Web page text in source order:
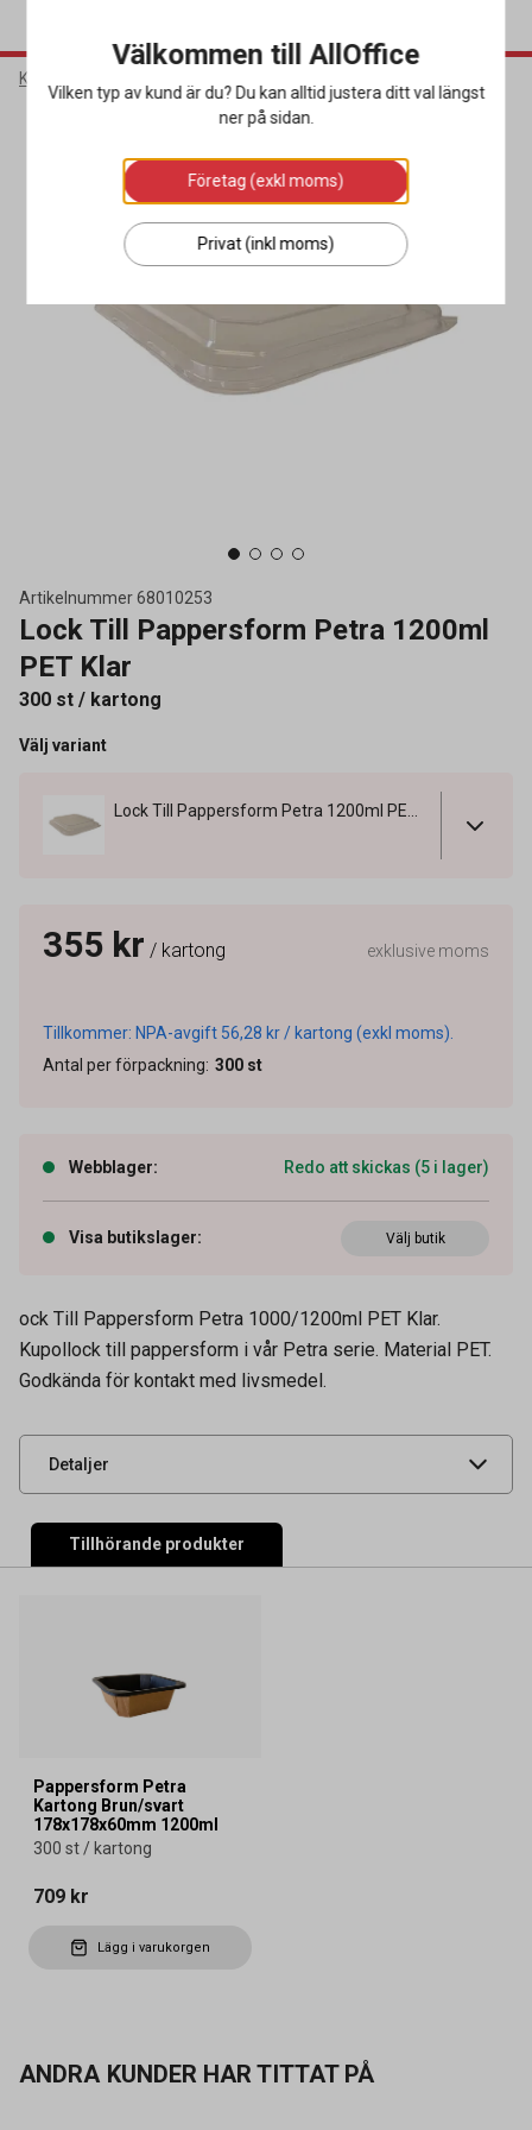
Kök & Servering
Artikelnummer68010253
Lock Till Pappersform Petra 1200ml
PET Klar
300 st / kartong
Välj variant
355 kr / kartong exklusive moms
Tillkommer: NPA-avgift 56,28 kr / kartong (exkl moms).
Antal per förpackning: 300 st
Webblager: Redo att skickas (5 i lager)
Visa butikslager: Välj butik
ock Till Pappersform Petra 1000/1200ml PET Klar.
Kupollock till pappersform i vår Petra serie. Material PET.
Godkända för kontakt med livsmedel.
Detaljer
Artikelnummer 68010253
Leverantörens
UNSPSC 48102100
Tillhörande produkter
Pappersform Petra
Kartong Brun/svart
178x178x60mm 1200ml
300 st / kartong
709 kr
Lägg i varukorgen
ANDRA KUNDER HAR TITTAT PÅ
Välkommen till AllOffice
Vilken typ av kund är du? Du kan alltid justera ditt val längst
ner på sidan.
Företag (exkl moms)
Privat (inkl moms)